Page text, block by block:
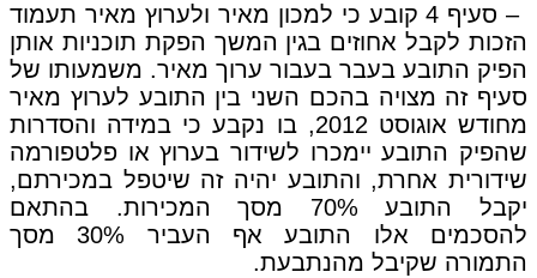
– סעיף 4 קובע כי למכון מאיר ולערוץ מאיר תעמוד
הזכות לקבל אחוזים בגין המשך הפקת תוכניות אותן
הפיק התובע בעבר בעבור ערוך מאיר. משמעותו של
סעיף זה מצויה בהכם השני בין התובע לערוץ מאיר
מחודש אוגוסט 2012, בו נקבע כי במידה והסדרות
שהפיק התובע יימכרו לשידור בערוץ או פלטפורמה
שידורית אחרת, והתובע יהיה זה שיטפל במכירתם,
יקבל התובע 70% מסך המכירות. בהתאם
להסכמים אלו התובע אף העביר 30% מסך
התמורה שקיבל מהנתבעת.